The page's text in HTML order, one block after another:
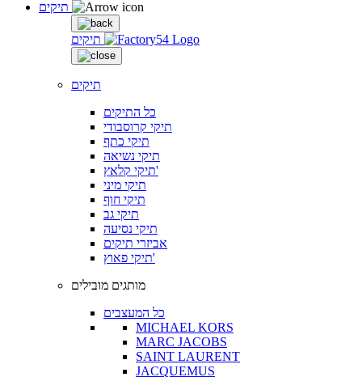
תיקים
תיקים
כל התיקים
תיקי קרוסבודי
תיקי כתף
תיקי נשיאה
תיקי קלאץ'
תיקי מיני
תיקי חוף
תיקי גב
תיקי נסיעה
אביזרי תיקים
תיקי פאוץ'
מותגים מובילים
כל המעצבים
MICHAEL KORS
MARC JACOBS
SAINT LAURENT
JACQUEMUS